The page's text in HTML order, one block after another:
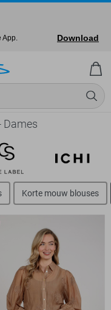
Dames
Korte mouw blouses
Download